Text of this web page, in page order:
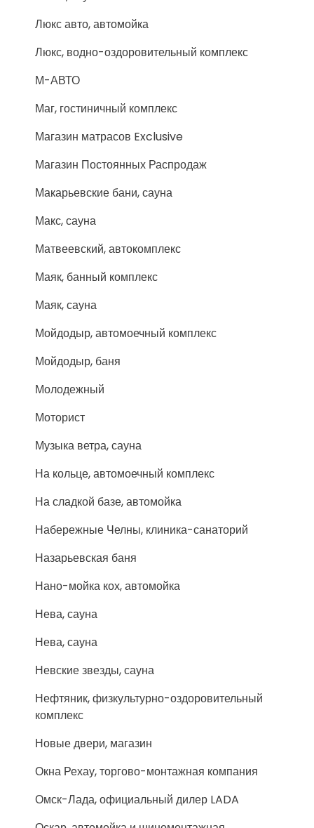
Люкс авто, автомойка
Люкс, водно-оздоровительный комплекс
М-АВТО
Маг, гостиничный комплекс
Магазин матрасов Exclusive
Магазин Постоянных Распродаж
Макарьевские бани, сауна
Макс, сауна
Матвеевский, автокомплекс
Маяк, банный комплекс
Маяк, сауна
Мойдодыр, автомоечный комплекс
Мойдодыр, баня
Молодежный
Моторист
Музыка ветра, сауна
На кольце, автомоечный комплекс
На сладкой базе, автомойка
Набережные Челны, клиника-санаторий
Назарьевская баня
Нано-мойка кох, автомойка
Нева, сауна
Нева, сауна
Невские звезды, сауна
Нефтяник, физкультурно-оздоровительный
комплекс
Новые двери, магазин
Окна Рехау, торгово-монтажная компания
Омск-Лада, официальный дилер LADA